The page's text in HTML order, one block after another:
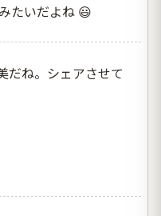
たいだよね 😃
だね。シェアさせて